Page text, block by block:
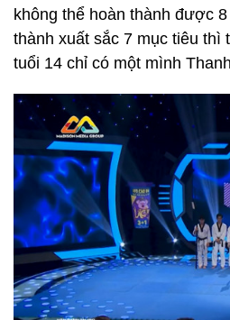
không thể hoàn thành được
thành xuất sắc 7 mục tiêu thì
tuổi 14 chỉ có một mình